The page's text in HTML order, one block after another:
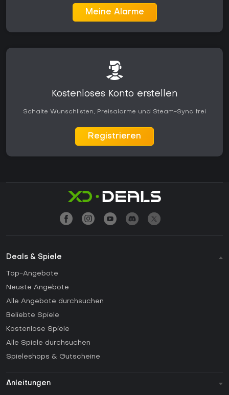
Meine Alarme
Kostenloses Konto erstellen
Schalte Wunschlisten, Preisalarme und Steam-Sync frei
Registrieren
Deals & Spiele
Top-Angebote
Neuste Angebote
Alle Angebote durchsuchen
Beliebte Spiele
Kostenlose Spiele
Alle Spiele durchsuchen
Spieleshops & Gutscheine
Anleitungen